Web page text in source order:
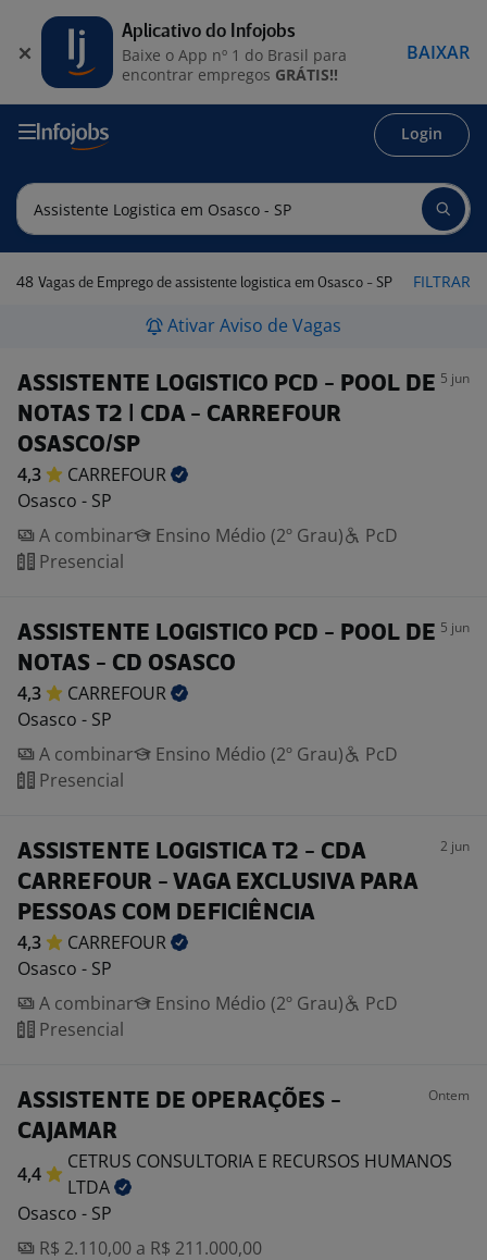
Login
48 Vagas de Emprego de assistente logistica em Osasco - SP FILTRAR
Ativar Aviso de Vagas
ASSISTENTE LOGISTICO PCD - POOL DE
NOTAS T2 | CDA - CARREFOUR
OSASCO/SP
5 jun
4,3
CARREFOUR
Osasco - SP
A combinar
Ensino Médio (2º Grau)
PcD
Presencial
ASSISTENTE LOGISTICO PCD - POOL DE
NOTAS - CD OSASCO
5 jun
4,3
CARREFOUR
Osasco - SP
A combinar
Ensino Médio (2º Grau)
PcD
Presencial
ASSISTENTE LOGISTICA T2 - CDA
CARREFOUR - VAGA EXCLUSIVA PARA
PESSOAS COM DEFICIÊNCIA
2 jun
4,3
CARREFOUR
Osasco - SP
A combinar
Ensino Médio (2º Grau)
PcD
Presencial
ASSISTENTE DE OPERAÇÕES -
CAJAMAR
Ontem
4,4
CETRUS CONSULTORIA E RECURSOS HUMANOS
LTDA
Osasco - SP
R$ 2.110,00 a R$ 211.000,00
Aplicativo do Infojobs
Baixe o App nº 1 do Brasil para
encontrar empregos GRÁTIS!!
BAIXAR